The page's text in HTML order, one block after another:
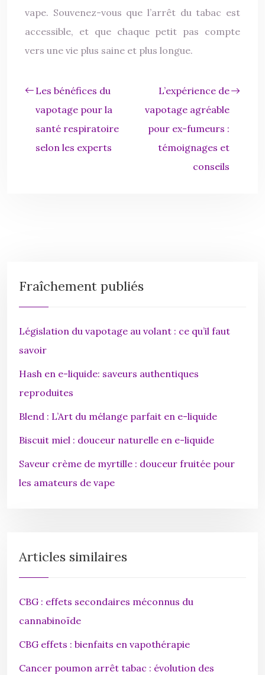
vape. Souvenez-vous que l’arrêt du tabac est
accessible, et que chaque petit pas compte
vers une vie plus saine et plus longue.
Les bénéfices du
vapotage pour la
santé respiratoire
selon les experts
L’expérience de
vapotage agréable
pour ex-fumeurs :
témoignages et
conseils
Fraîchement publiés
Législation du vapotage au volant : ce qu’il faut
savoir
Hash en e-liquide: saveurs authentiques
reproduites
Blend : L’Art du mélange parfait en e-liquide
Biscuit miel : douceur naturelle en e-liquide
Saveur crème de myrtille : douceur fruitée pour
les amateurs de vape
Articles similaires
CBG : effets secondaires méconnus du
cannabinoïde
CBG effets : bienfaits en vapothérapie
Cancer poumon arrêt tabac : évolution des